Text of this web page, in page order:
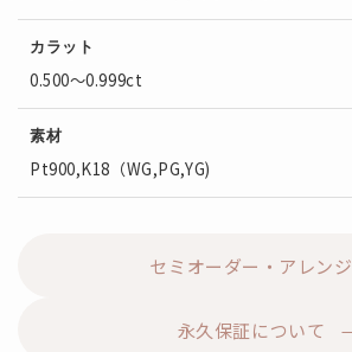
カラット
0.500～0.999ct
素材
Pt900,K18（WG,PG,YG)
セミオーダー・アレンジ
永久保証について